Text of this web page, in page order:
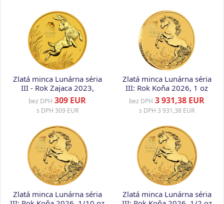
Zlatá minca Lunárna séria
III - Rok Zajaca 2023,
1/20 oz
bez DPH 309 EUR
s DPH 309 EUR
Zlatá minca Lunárna séria
III: Rok Koňa 2026, 1 oz
bez DPH 3 931,38 EUR
s DPH 3 931,38 EUR
Zlatá minca Lunárna séria
Zlatá minca Lunárna séria